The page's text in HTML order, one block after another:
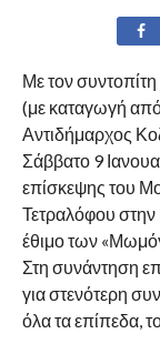
Με τον
(με καταγωγή
Αντιδήμαρχος
Σάββατο 9
επίσκεψης του
Τετραλόφου
έθιμο των
Στη συνάντηση
για στενότερη
όλα τα επίπεδα,